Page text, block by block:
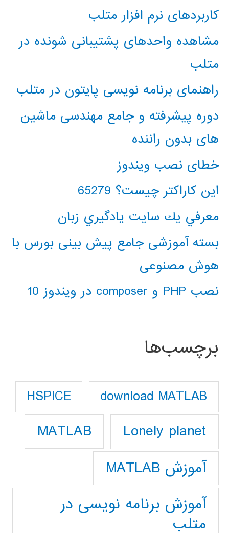
کاربردهای نرم افزار متلب
مشاهده واحدهای پشتیبانی شونده در
متلب
راهنمای برنامه نویسی پایتون در متلب
دوره پیشرفته و جامع مهندسی ماشین
های بدون راننده
خطای نصب ویندوز
این کاراکتر چیست؟ 65279
معرفي يك سايت يادگيري زبان
بسته آموزشی جامع پیش بینی بورس با
هوش مصنوعی
نصب PHP و composer در ویندوز 10
برچسب‌ها
download MATLAB
HSPICE
Lonely planet
MATLAB
آموزش MATLAB
آموزش برنامه نویسی در
متلب